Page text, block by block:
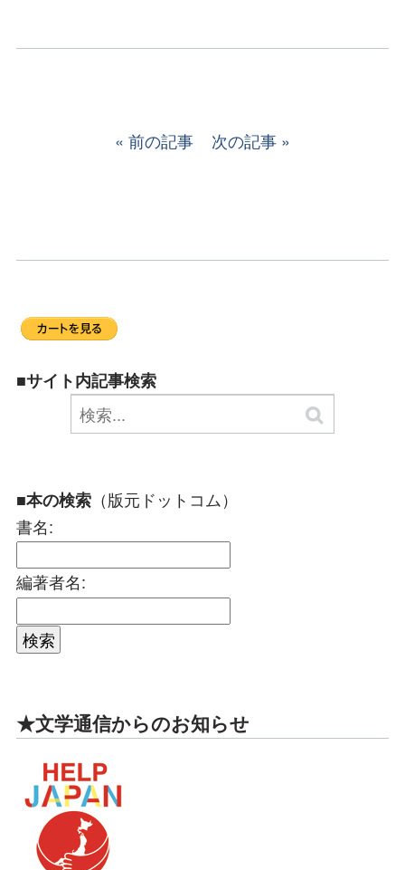
前の記事 次の記事
■サイト内記事検索
■本の検索 （版元ドットコム）
書名:
編著者名:
★文学通信からのお知らせ